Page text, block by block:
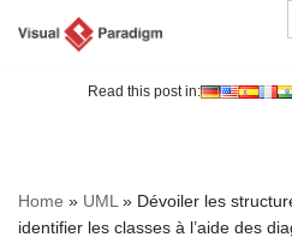
Read this post in:
Home » UML» Dévoiler les
identifier les classes à l’aide des